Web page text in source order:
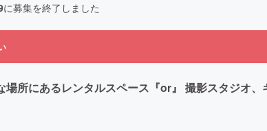
に募集を終了しました
所にあるレンタルスペース『or』 撮影スタジオ、